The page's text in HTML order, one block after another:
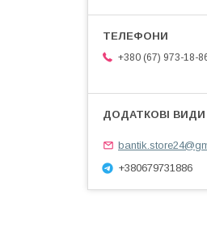
+380 (67) 973-18-
+380679731886